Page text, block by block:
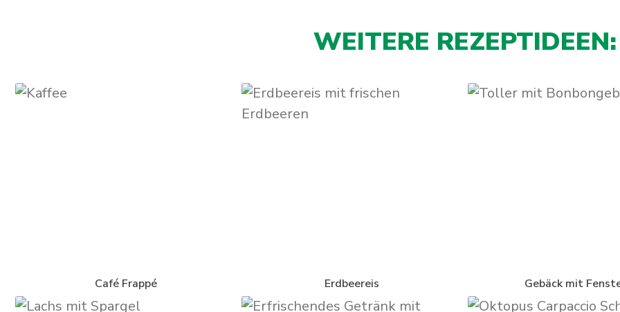
WEITERE REZEPTIDEEN:
Kategoriegalerie überspringen
Café Frappé Erdbeereis Gebäck mit